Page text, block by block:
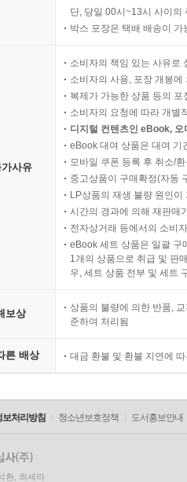
브라더에서 스몰브라더스까지,
되고, 스크린 문화로 대변되는 현
직구로 말해요
구를 선택하는 움직임이 포착된
수평적 소통을 추구하고자 하
직하면서도 호감 가는 소통을 할
단, 당일 00시~13시 사이의
박스 포장은 택배 배송이
사유
소비자의 책임 있는 사유로
소비자의 사용, 포장 개봉
복제가 가능한 상품 등의
소비자의 요청에 따라 개별
디지털 컨텐츠인 eBook,
eBook 대여 상품은 대여 기
모바일 쿠폰 등록 후 취소/
중고상품이 구매확정(자동
LP상품의 재생 불량 원인
시간의 경과에 의해 재판매
전자상거래 등에서의 소비
eBook 세트 상품은 일괄 구
1개의 상품으로 취급 및 판
우, 세트 상품 전부 및 세트
보상
상품의 불량에 의한 반품,
준하여 처리됨
른 배상 대금 환불 및 환불 지연에
보처리방침 청소년보호정책 도서홍보안내
환, 최세라